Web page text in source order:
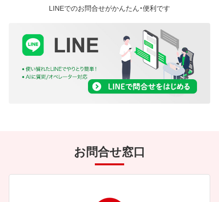
LINEでのお問合せがかんたん・便利です
お問合せ窓口